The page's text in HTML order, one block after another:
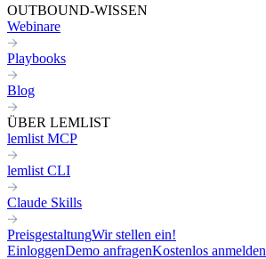
OUTBOUND-WISSEN
Webinare
Playbooks
Blog
ÜBER LEMLIST
lemlist MCP
lemlist CLI
Claude Skills
PreisgestaltungWir stellen ein!
EinloggenDemo anfragenKostenlos anmelden